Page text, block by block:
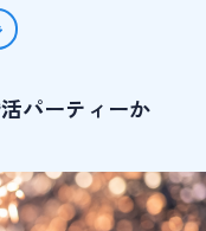
パーティーか